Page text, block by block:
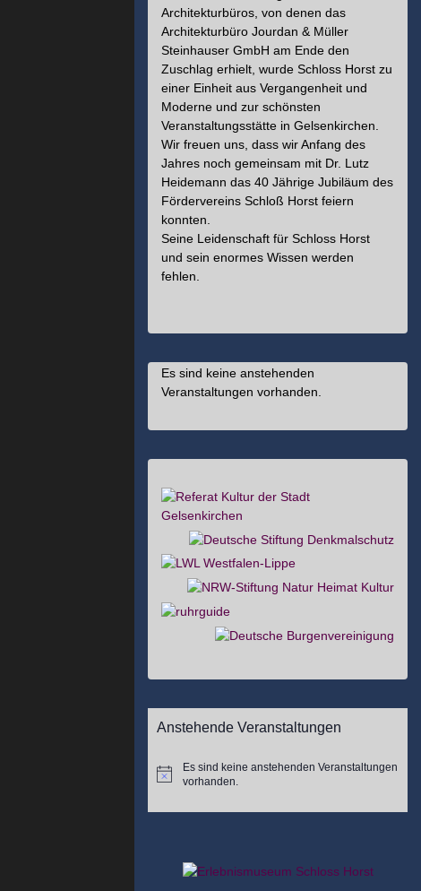
Architekturbüros, von denen das
Architekturbüro Jourdan & Müller
Steinhauser GmbH am Ende den
Zuschlag erhielt, wurde Schloss Horst zu
einer Einheit aus Vergangenheit und
Moderne und zur schönsten
Veranstaltungsstätte in Gelsenkirchen.
Wir freuen uns, dass wir Anfang des
Jahres noch gemeinsam mit Dr. Lutz
Heidemann das 40 Jährige Jubiläum des
Fördervereins Schloß Horst feiern
konnten.
Seine Leidenschaft für Schloss Horst
und sein enormes Wissen werden
fehlen.
Es sind keine anstehenden
Veranstaltungen vorhanden.
Anstehende Veranstaltungen
Hinweis
Es sind keine anstehenden Veranstaltungen
vorhanden.